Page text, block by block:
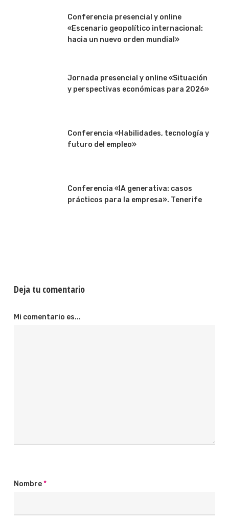
Conferencia presencial y online
«Escenario geopolítico internacional:
hacia un nuevo orden mundial»
Jornada presencial y online «Situación
y perspectivas económicas para 2026»
Conferencia «Habilidades, tecnología y
futuro del empleo»
Conferencia «IA generativa: casos
prácticos para la empresa». Tenerife
Deja tu comentario
Mi comentario es...
Nombre*